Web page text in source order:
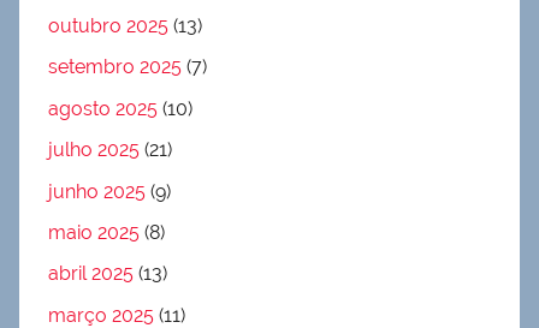
outubro 2025 (13)
setembro 2025 (7)
agosto 2025 (10)
julho 2025 (21)
junho 2025 (9)
maio 2025 (8)
abril 2025 (13)
março 2025 (11)